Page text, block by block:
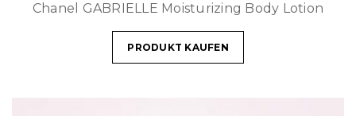
Chanel GABRIELLE Moisturizing Body Lotion
PRODUKT KAUFEN